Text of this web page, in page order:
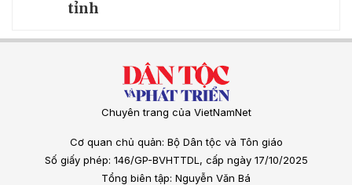
tỉnh
Chuyên trang của VietNamNet
Cơ quan chủ quản: Bộ Dân tộc và Tôn giáo
Số giấy phép: 146/GP-BVHTTDL, cấp ngày 17/10/2025
Tổng biên tập: Nguyễn Văn Bá